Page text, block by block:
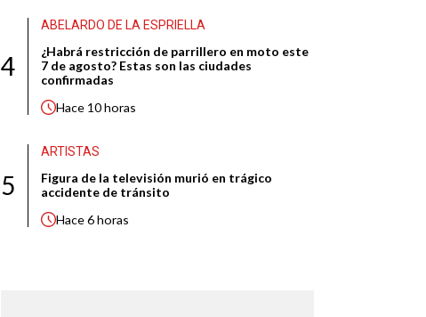
4
ABELARDO DE LA ESPRIELLA
¿Habrá restricción de parrillero en moto este
7 de agosto? Estas son las ciudades
confirmadas
Hace 10 horas
5
ARTISTAS
Figura de la televisión murió en trágico
accidente de tránsito
Hace6 horas